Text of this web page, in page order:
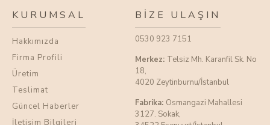
KURUMSAL
Hakkımızda
Firma Profili
Üretim
Teslimat
Güncel Haberler
İletişim Bilgileri
BIZE ULAŞIN
0530 923 7151
Merkez: Telsiz Mh. Karanfil Sk. No
18,
4020 Zeytinburnu/İstanbul
Fabrika: Osmangazi Mahallesi
3127. Sokak,